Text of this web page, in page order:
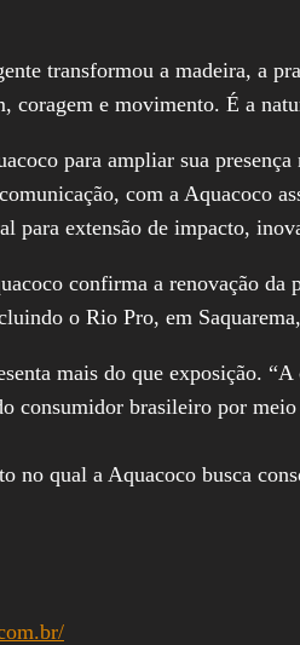
transformou a madeira, a
coragem e movimento. É a
para ampliar sua
com a Aquacoco
para extensão de impacto,
confirma a renovação da
o Rio Pro, em
mais do que exposição.
consumidor brasileiro por
no qual a Aquacoco busca